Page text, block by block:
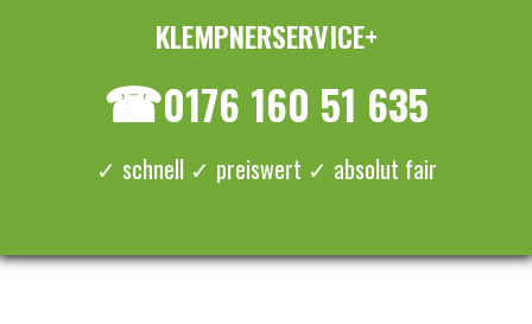
KLEMPNERSERVICE+
☎0176 160 51 635
✓ schnell ✓ preiswert ✓ absolut fair